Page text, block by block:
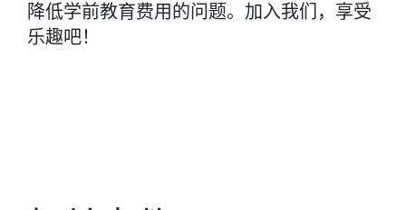
降低学前教育费用的问题。加入我们，享受
乐趣吧！